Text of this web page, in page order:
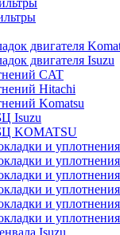
двигателя
двигателя Isuzu
CAT
Hitachi
Komatsu
Isuzu
KOMATSU
и
и
и
и
и
и
Isuzu